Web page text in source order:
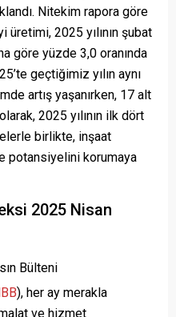
Nitekim rapora göre
2025 yılının şubat
göre yüzde 3,0 oranında
geçtiğimiz yılın aynı
artış yaşanırken, 17 alt
2025 yılının ilk dört
birlikte, inşaat
potansiyelini korumaya
2025 Nisan
), her ay merakla
ve hizmet